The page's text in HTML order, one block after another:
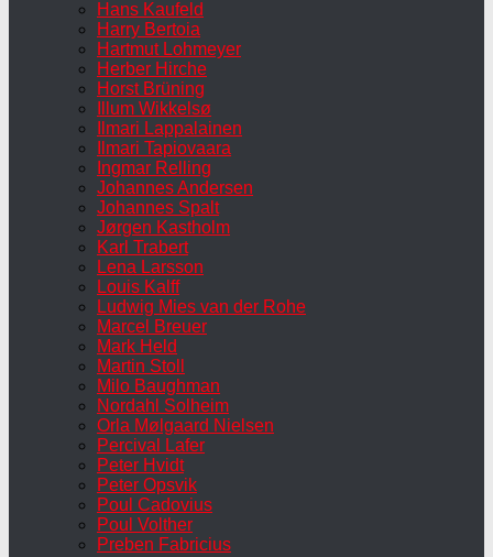
Hans Kaufeld
Harry Bertoia
Hartmut Lohmeyer
Herber Hirche
Horst Brüning
Illum Wikkelsø
Ilmari Lappalainen
Ilmari Tapiovaara
Ingmar Relling
Johannes Andersen
Johannes Spalt
Jørgen Kastholm
Karl Trabert
Lena Larsson
Louis Kalff
Ludwig Mies van der Rohe
Marcel Breuer
Mark Held
Martin Stoll
Milo Baughman
Nordahl Solheim
Orla Mølgaard Nielsen
Percival Lafer
Peter Hvidt
Peter Opsvik
Poul Cadovius
Poul Volther
Preben Fabricius